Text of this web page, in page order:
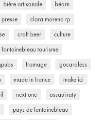
bière artisanale béarn
clara moreno rp
craft beer culture
fontainebleau tourisme
fromage gocardless
made in france make ici
next one ossau-iraty
pays de fontainebleau